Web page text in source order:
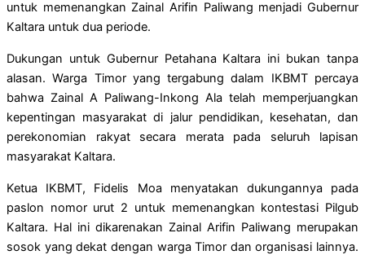
untuk memenangkan Zainal Arifin Paliwang menjadi Gubernur
Kaltara untuk dua periode.
Dukungan untuk Gubernur Petahana Kaltara ini bukan tanpa
alasan. Warga Timor yang tergabung dalam IKBMT percaya
bahwa Zainal A Paliwang-Inkong Ala telah memperjuangkan
kepentingan masyarakat di jalur pendidikan, kesehatan, dan
perekonomian rakyat secara merata pada seluruh lapisan
masyarakat Kaltara.
Ketua IKBMT, Fidelis Moa menyatakan dukungannya pada
paslon nomor urut 2 untuk memenangkan kontestasi Pilgub
Kaltara. Hal ini dikarenakan Zainal Arifin Paliwang merupakan
sosok yang dekat dengan warga Timor dan organisasi lainnya.